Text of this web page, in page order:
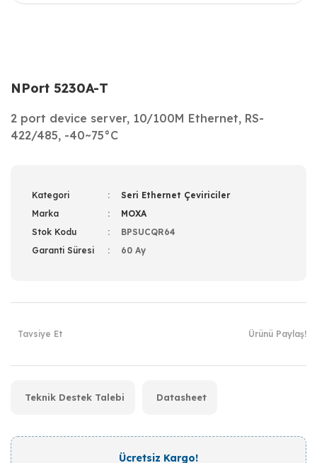
NPort 5230A-T
2 port device server, 10/100M Ethernet, RS-
422/485, -40~75°C
Kategori
Seri Ethernet Çeviriciler
Marka
MOXA
Stok Kodu
BPSUCQR64
Garanti Süresi
60 Ay
Tavsiye Et Ürünü Paylaş!
Teknik Destek Talebi Datasheet
Ücretsiz Kargo!